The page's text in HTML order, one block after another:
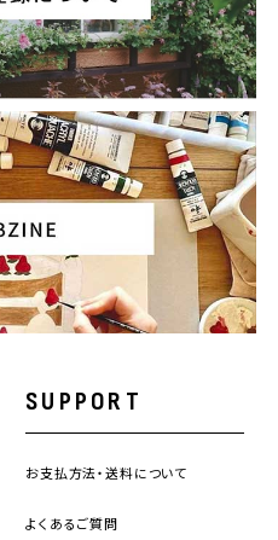
SUPPORT
お支払方法・送料について
よくあるご質問